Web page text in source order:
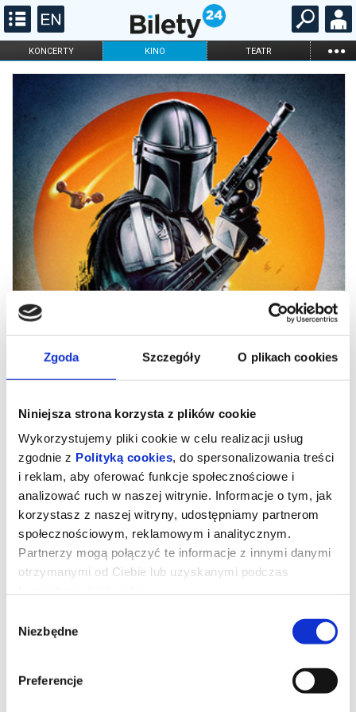
Zgoda Szczegóły O plikach cookies
Niniejsza strona korzysta z plików cookie
Wykorzystujemy pliki cookie w celu realizacji usług
zgodnie z Polityką cookies, do spersonalizowania treści
i reklam, aby oferować funkcje społecznościowe i
analizować ruch w naszej witrynie. Informacje o tym, jak
korzystasz z naszej witryny, udostępniamy partnerom
społecznościowym, reklamowym i analitycznym.
Partnerzy mogą połączyć te informacje z innymi danymi
otrzymanymi od Ciebie lub uzyskanymi podczas
zgody
Niezbędne
Preferencje
KONCERTY KINO TEATR ...
FILHARMONIA OPERA I BALET
STAND-UP
ONLINE KARNETY
Mandalorian i Grogu 2D napisy
Lucasfilm przedstawia nową produkcję z uniwersum „Gwiezdnych
wojen”. Złowieszcze Imperium upadło, a imperialni watażkowie
legendarnego łowcę nagród Din Djarina (Pedro Pascal) i jego
młodego podopiecznego Grogu. Film, w którym wystąpi również